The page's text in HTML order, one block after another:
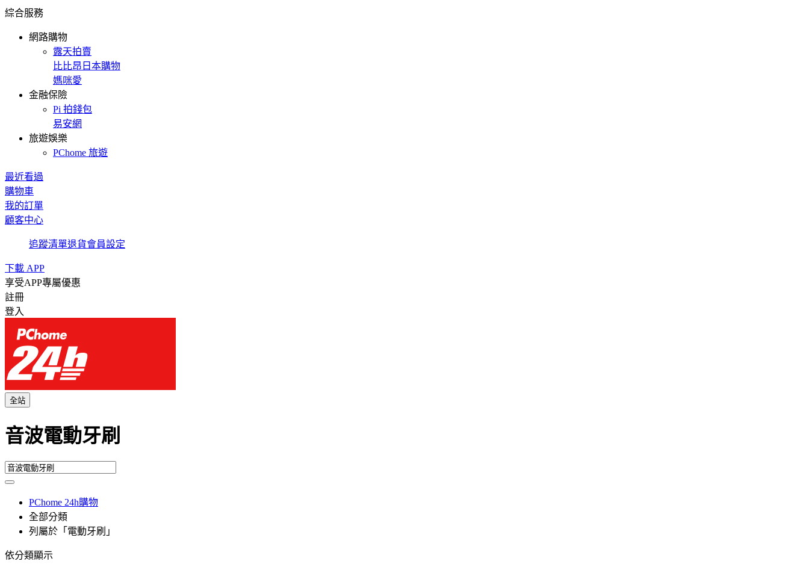
綜合服務
網路購物
露天拍賣
比比昂日本購物
媽咪愛
金融保險
Pi 拍錢包
易安網
旅遊娛樂
PChome 旅遊
最近看過
購物車
我的訂單
顧客中心
追蹤清單退貨會員設定
下載 APP
享受APP專屬優惠
註冊
登入
全站
音波電動牙刷
PChome 24h購物
全部分類
列屬於「電動牙刷」
依分類顯示